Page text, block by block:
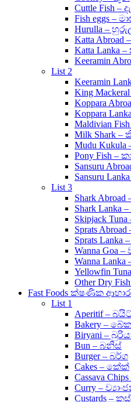
Cuttle Fish –
Fish eggs –
Hurulla –
Katta
Katta Lanka
Keeramin
List 2
Keeramin
King
Koppara
Koppara
Maldivian
Milk Shark –
Mudu
Pony Fish –
Sansuru
Sansuru
List 3
Shark
Shark Lanka
Skipjack
Sprats
Sprats Lanka
Wanna Goa
Wanna
Yellowfin
Other Dry
Fast Foods ක්ෂණික ආහාර
List 1
Aperitif –
Bakery –
Biryani –
Bun – බනිස්
Burger – බර්ග
Cakes – කේක්
Cassava
Curry –
Custards –